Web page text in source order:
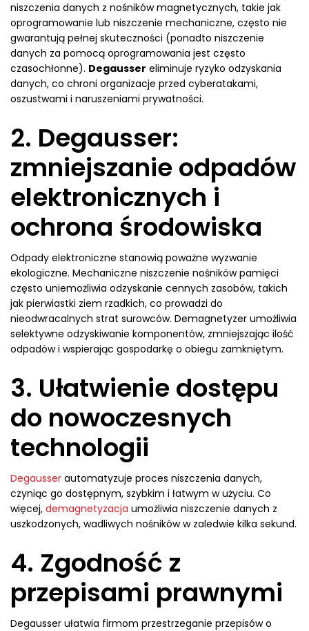
niszczenia danych z nośników magnetycznych, takie jak
oprogramowanie lub niszczenie mechaniczne, często nie
gwarantują pełnej skuteczności (ponadto niszczenie
danych za pomocą oprogramowania jest często
czasochłonne). Degausser eliminuje ryzyko odzyskania
danych, co chroni organizacje przed cyberatakami,
oszustwami i naruszeniami prywatności.
2. Degausser:
zmniejszanie odpadów
elektronicznych i
ochrona środowiska
Odpady elektroniczne stanowią poważne wyzwanie
ekologiczne. Mechaniczne niszczenie nośników pamięci
często uniemożliwia odzyskanie cennych zasobów, takich
jak pierwiastki ziem rzadkich, co prowadzi do
nieodwracalnych strat surowców. Demagnetyzer umożliwia
selektywne odzyskiwanie komponentów, zmniejszając ilość
odpadów i wspierając gospodarkę o obiegu zamkniętym.
3. Ułatwienie dostępu
do nowoczesnych
technologii
Degausser automatyzuje proces niszczenia danych,
czyniąc go dostępnym, szybkim i łatwym w użyciu. Co
więcej, demagnetyzacja umożliwia niszczenie danych z
uszkodzonych, wadliwych nośników w zaledwie kilka sekund.
4. Zgodność z
przepisami prawnymi
Degausser ułatwia firmom przestrzeganie przepisów o